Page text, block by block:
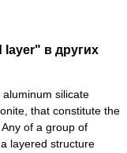
layer" в других
silicate
that constitute the
of a group of
layered structure